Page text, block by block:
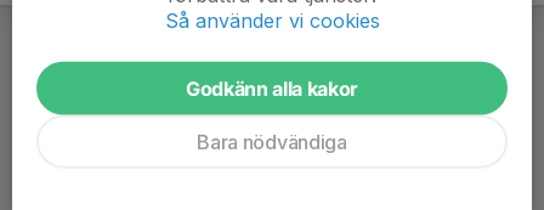
Så använder vi cookies
Godkänn alla kakor
Bara nödvändiga